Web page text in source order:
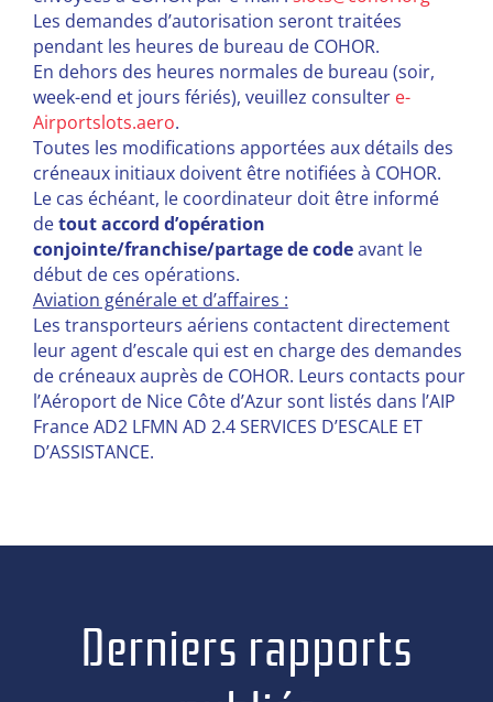
Les demandes d’autorisation seront traitées
pendant les heures de bureau de COHOR.
En dehors des heures normales de bureau (soir,
week-end et jours fériés), veuillez consulter e-
Airportslots.aero.
Toutes les modifications apportées aux détails des
créneaux initiaux doivent être notifiées à COHOR.
Le cas échéant, le coordinateur doit être informé
detout accord d’opération
conjointe/franchise/partage de codeavant le
début de ces opérations.
Aviation générale et d’affaires :
Les transporteurs aériens contactent directement
leur agent d’escale qui est en charge des demandes
de créneaux auprès de COHOR. Leurs contacts pour
l’Aéroport de Nice Côte d’Azur sont listés dans l’AIP
France AD2 LFMN AD 2.4 SERVICES D’ESCALE ET
D’ASSISTANCE.
Derniers rapports